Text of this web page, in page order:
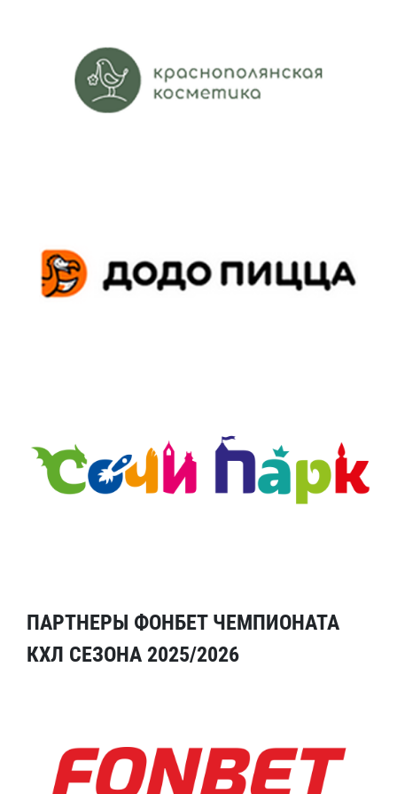
ПАРТНЕРЫ ФОНБЕТ ЧЕМПИОНАТА
КХЛ СЕЗОНА 2025/2026